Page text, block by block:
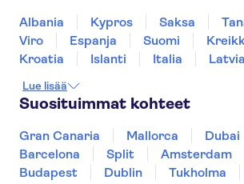
Albania Kypros Saksa
Viro
Espanja Suomi
Kroatia
Islanti Italia
Latvia
Portugali
Ruotsi Singapore
Turkki
Lue lisää
Suosituimmat kohteet
Gran Canaria Mallorca
Dubai
Barcelona
Split Amsterdam
Budapest
Dublin Tukholma